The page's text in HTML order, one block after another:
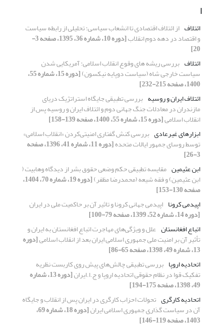
ا
ائتلاف از ائتلاف اقتصادی تا انشعاب سیاسی: تحلیلی از رابطه سیاست
و اقتصاد در دهه دوم انقلاب [دوره 10، شماره 36، 1395، صفحه 3-
20]
ائتلاف بررسی ریشه های وقوع انقلاب اسلامی: آمریکایی شدن
سیاست خارجی شاه (سیاست دوپایه نیکسون) [دوره 15، شماره 55،
1400، صفحه 215-232]
ائتلاف ایران و روسیه بررسی تطبیقی جایگاه استراتژیک دریای
مازندران در معادلات جنگ جهانی دوم و ائتلاف ایران و روسیه پس از
انقلاب اسلامی[دوره 15، شماره 55، 1400، صفحه 139-158]
ابزارهای غیرعادی بررسی کنش گفتاری امنیتی‌کردن «انقلاب اسلامی»
توسط روسای جمهور ایالات متحده [دوره 11، شماره 41، 1396، صفحه
3-26]
ابن عثیمین مقایسه تطبیقی حکم وضعی حقوق بشر از دیدگاه وهابیت (
ابن عثیمین) و فقه شیعه (محمدرضا مظفر) [دوره 19، شماره 70، 1404،
صفحه 130-153]
اپیدمی کرونا اپیدمی جهانی کرونا و تاثیر آن بر حاکمیت ملی در ایران
[دوره 14، شماره 52، 1399، صفحه 79-100]
اتباع افغانستان علل و ویژگی‌های مهاجرت اتباع افغانستان به ایران و
تأثیر آن بر امنیت ملی جمهوری اسلامی ایران بعد از انقلاب اسلامی[دوره
13، شماره 49، 1398، صفحه 65-86]
اتحادیه اروپا بررسی تطبیقی چالش‌های پیش روی کاربست نظریه
تفکیک قوا در نظام حقوقی اتحادیه اروپا و ج.ا.ایران [دوره 13، شماره
49، 1398، صفحه 175-194]
اتحادیه کارگری تحولات احزاب کارگری در ایران پس از انقلاب و جایگاه
آن در سیاست گذاری جمهوری اسلامی ایران [دوره 18، شماره 69،
1403، صفحه 119-146]